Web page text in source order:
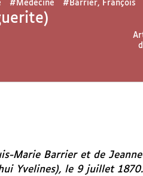
#Médecine #Barrier, François
Marie Barrier et de
Yvelines), le 9 juillet